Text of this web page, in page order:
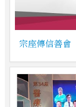
宗座傳信善會